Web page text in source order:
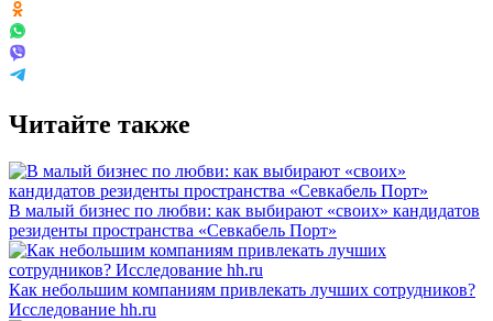
Читайте также
В малый бизнес по любви: как выбирают «своих» кандидатов
резиденты пространства «Севкабель Порт»
Как небольшим компаниям привлекать лучших сотрудников?
Исследование hh.ru